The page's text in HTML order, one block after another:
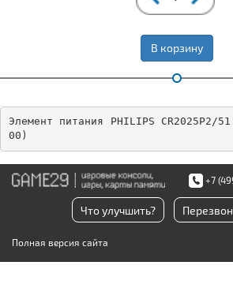
В корзину
Элемент питания PHILIPS CR2025P2/
00)
+7
Что улучшить?
Полная версия сайта